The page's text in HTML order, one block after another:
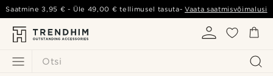
Otsi
Saatmine3,95 € - Üle 49,00 € tellimusel tasuta-Vaata saatmisvõimalusi